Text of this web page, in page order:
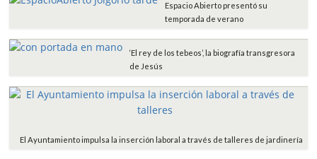
Espacio Abierto presentó su
temporada de verano
‘El rey de los tebeos’, la biografía transgresora
de Jesús
El Ayuntamiento impulsa la inserción laboral a través de talleres de jardinería